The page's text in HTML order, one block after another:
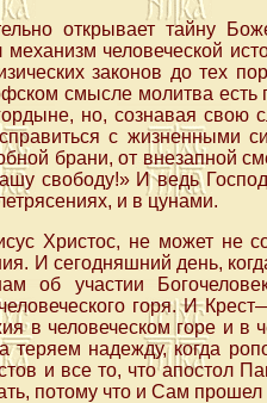
открывает тайну
механизм человеческой
законов до тех
смысле молитва есть
но, сознавая свою
с жизненными
брани, от внезапной
свободу!» И ведь
и в цунами.
Христос, не может не
И сегодняшний день,
об участии
горя. И
в человеческом горе и в
теряем надежду, когда
и все то, что апостол
потому что и Сам прошел